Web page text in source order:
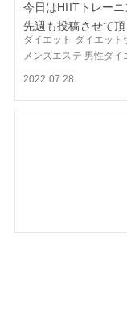
今日はHIITトレー
先週も投稿させて
ダイエット ダイエット
メンズエステ 男性ダイ
2022.07.28